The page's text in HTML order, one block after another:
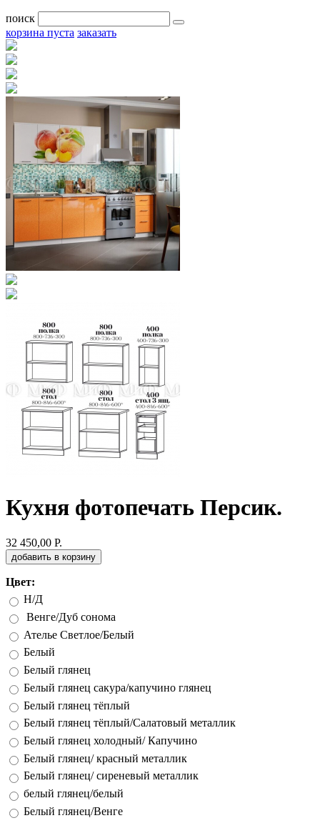
поиск
корзина пуста заказать
Кухня фотопечать Персик.
32 450,00 Р.
добавить в корзину
Цвет:
Н/Д
Венге/Дуб сонома
Ателье Светлое/Белый
Белый
Белый глянец
Белый глянец сакура/капучино глянец
Белый глянец тёплый
Белый глянец тёплый/Салатовый металлик
Белый глянец холодный/ Капучино
Белый глянец/ красный металлик
Белый глянец/ сиреневый металлик
белый глянец/белый
Белый глянец/Венге